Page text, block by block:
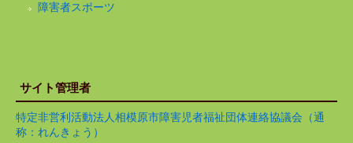
障害者スポーツ
サイト管理者
特定非営利活動法人相模原市障害児者福祉団体連絡協議会（通
称：れんきょう）